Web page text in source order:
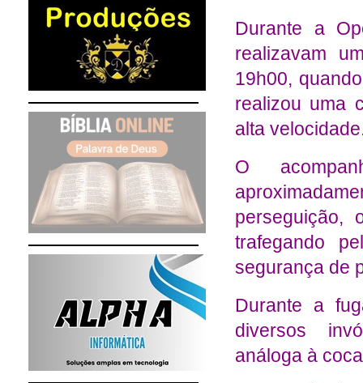
Durante a
realizavam
19h00,
realizou uma
alta
O
perseguição,
trafegando
segurança de
Durante a
diversos
análoga à